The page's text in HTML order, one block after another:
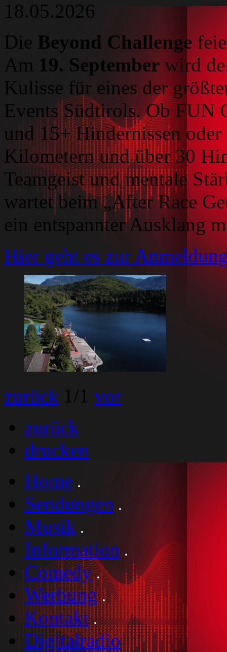
18.05.2026
Die Beyond Challenge
Am 19. September wird
Kulisse für eines der
Events Südtirols. Ob FUN
und 15+ Hindernissen
Kilometern und über 30
Teamgeist und mentale
wartet beim „After Race
ein entspannter Ausklang
Hier geht es zur
zurück 1 /1 vor
zurück
drucken
Home
Sendungen
Musik
Information
Comedy
Werbung
Kontakt
Digitalradio